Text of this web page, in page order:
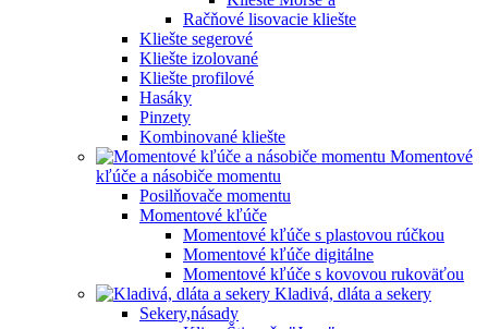
Račňové lisovacie kliešte
Kliešte segerové
Kliešte izolované
Kliešte profilové
Hasáky
Pinzety
Kombinované kliešte
Momentové
kľúče a násobiče momentu
Posilňovače momentu
Momentové kľúče
Momentové kľúče s plastovou rúčkou
Momentové kľúče digitálne
Momentové kľúče s kovovou rukoväťou
Kladivá, dláta a sekery
Sekery,násady